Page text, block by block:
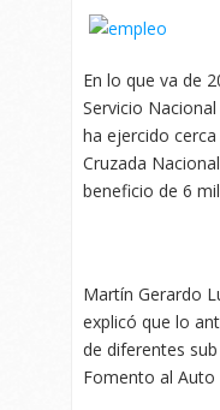
En lo que va de
Servicio
ha ejercido
Cruzada
beneficio de 6
Martín Gerardo
explicó que lo
de diferentes
Fomento al Auto